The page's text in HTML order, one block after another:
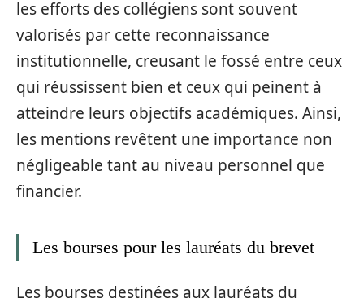
les efforts des collégiens sont souvent
valorisés par cette reconnaissance
institutionnelle, creusant le fossé entre ceux
qui réussissent bien et ceux qui peinent à
atteindre leurs objectifs académiques. Ainsi,
les mentions revêtent une importance non
négligeable tant au niveau personnel que
financier.
Les bourses pour les lauréats du brevet
Les bourses destinées aux lauréats du